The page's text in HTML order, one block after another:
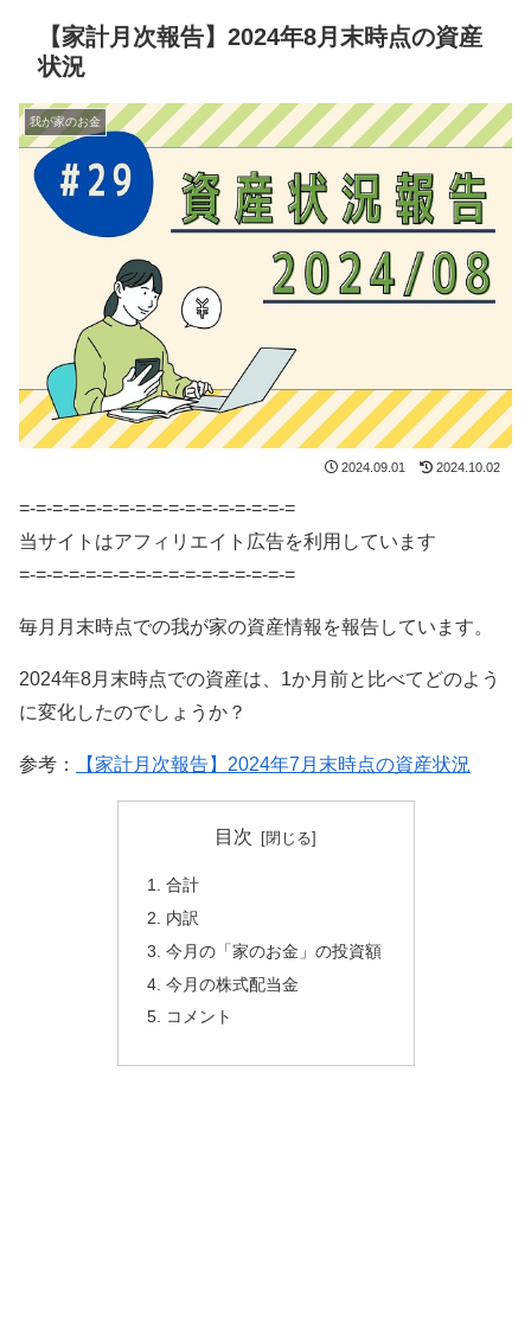
【家計月次報告】2024年8月末時点の資産
状況
我が家のお金
2024.09.01 2024.10.02
=-=-=-=-=-=-=-=-=-=-=-=-=-=-=-=-=
当サイトはアフィリエイト広告を利用しています
=-=-=-=-=-=-=-=-=-=-=-=-=-=-=-=-=
毎月月末時点での我が家の資産情報を報告しています。
2024年8月末時点での資産は、1か月前と比べてどのよう
に変化したのでしょうか？
参考： 【家計月次報告】2024年7月末時点の資産状況
目次
合計
内訳
今月の「家のお金」の投資額
今月の株式配当金
コメント